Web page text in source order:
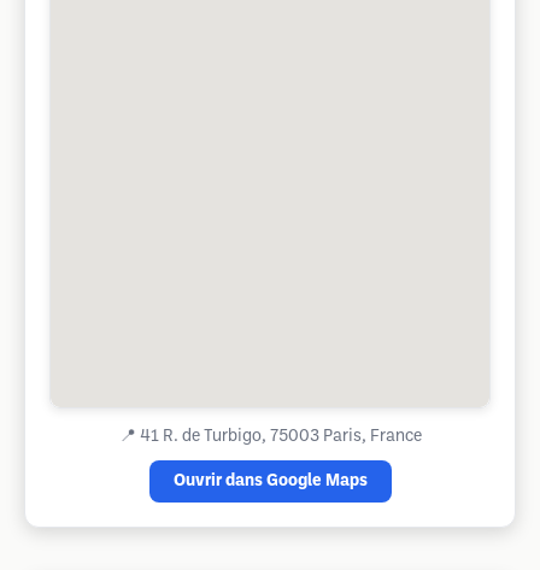
📍 41 R. de Turbigo, 75003 Paris, France
Ouvrir dans Google Maps